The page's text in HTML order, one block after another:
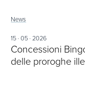
News
15 · 05 · 2026
Concessioni
delle proroghe